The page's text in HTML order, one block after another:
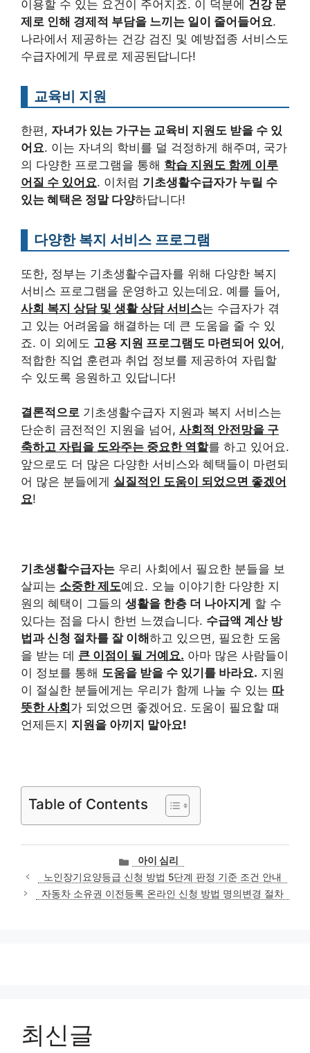
이용할 수 있는 요건이 주어지죠. 이 덕분에 건강 문
제로 인해 경제적 부담을 느끼는 일이 줄어들어요.
나라에서 제공하는 건강 검진 및 예방접종 서비스도
수급자에게 무료로 제공된답니다!
교육비 지원
한편, 자녀가 있는 가구는 교육비 지원도 받을 수 있
어요. 이는 자녀의 학비를 덜 걱정하게 해주며, 국가
의 다양한 프로그램을 통해 학습 지원도 함께 이루
어질 수 있어요. 이처럼 기초생활수급자가 누릴 수
있는 혜택은 정말 다양하답니다!
다양한 복지 서비스 프로그램
또한, 정부는 기초생활수급자를 위해 다양한 복지
서비스 프로그램을 운영하고 있는데요. 예를 들어,
사회 복지 상담 및 생활 상담 서비스는 수급자가 겪
고 있는 어려움을 해결하는 데 큰 도움을 줄 수 있
죠. 이 외에도 고용 지원 프로그램도 마련되어 있어,
적합한 직업 훈련과 취업 정보를 제공하여 자립할
수 있도록 응원하고 있답니다!
결론적으로 기초생활수급자 지원과 복지 서비스는
단순히 금전적인 지원을 넘어, 사회적 안전망을 구
축하고 자립을 도와주는 중요한 역할를 하고 있어요.
앞으로도 더 많은 다양한 서비스와 혜택들이 마련되
어 많은 분들에게 실질적인 도움이 되었으면 좋겠어
요!
기초생활수급자는 우리 사회에서 필요한 분들을 보
살피는 소중한 제도예요. 오늘 이야기한 다양한 지
원의 혜택이 그들의 생활을 한층 더 나아지게 할 수
있다는 점을 다시 한번 느꼈습니다. 수급액 계산 방
법과 신청 절차를 잘 이해하고 있으면, 필요한 도움
을 받는 데 큰 이점이 될 거예요. 아마 많은 사람들이
이 정보를 통해 도움을 받을 수 있기를 바라요. 지원
이 절실한 분들에게는 우리가 함께 나눌 수 있는 따
뜻한 사회 가 되었으면 좋겠어요. 도움이 필요할 때
언제든지 지원을 아끼지 말아요!
Table of Contents
카
테
고
리
아이 심리
노인장기요양등급 신청 방법 5단계 판정 기준 조건 안내
자동차 소유권 이전등록 온라인 신청 방법 명의변경 절차
최신글